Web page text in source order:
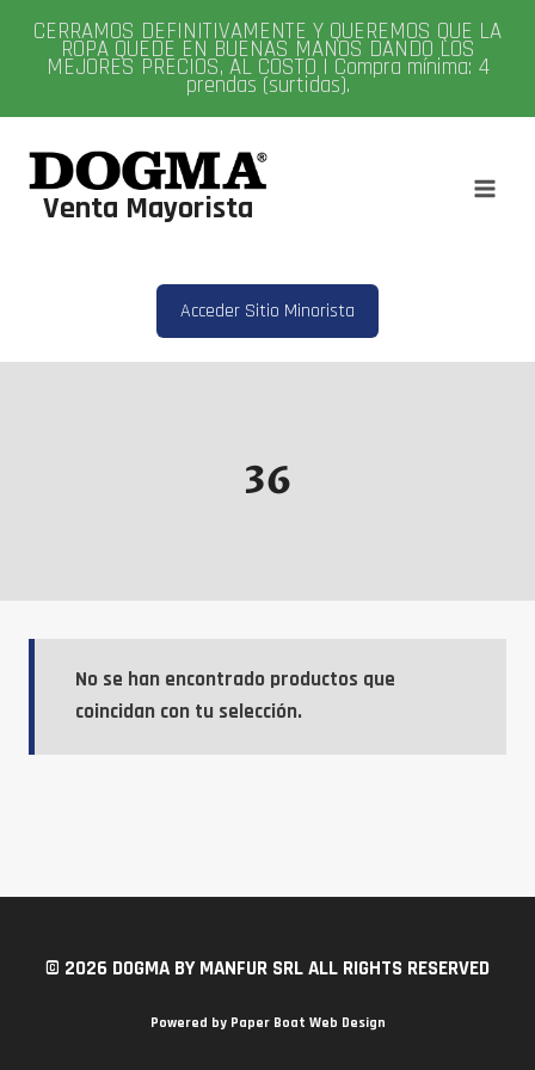
contenido
CERRAMOS DEFINITIVAMENTE Y QUEREMOS QUE LA
ROPA QUEDE EN BUENAS MANOS DANDO LOS
MEJORES PRECIOS, AL COSTO | Compra mínima: 4
prendas (surtidas).
Venta Mayorista
Acceder Sitio Minorista
36
No se han encontrado productos que
coincidan con tu selección.
© 2026 DOGMA BY MANFUR SRL ALL RIGHTS RESERVED
Powered by Paper Boat Web Design